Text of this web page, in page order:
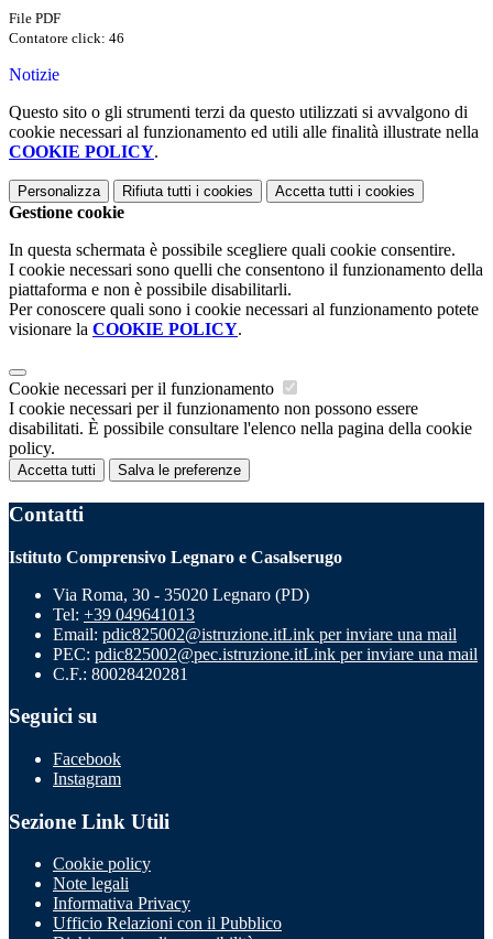
File PDF
Contatore click: 46
Notizie
Questo sito o gli strumenti terzi da questo utilizzati si avvalgono di
cookie necessari al funzionamento ed utili alle finalità illustrate nella
COOKIE POLICY.
Personalizza Rifiuta tutti i cookies Accetta tutti i cookies
Gestione cookie
In questa schermata è possibile scegliere quali cookie consentire.
I cookie necessari sono quelli che consentono il funzionamento della
piattaforma e non è possibile disabilitarli.
Per conoscere quali sono i cookie necessari al funzionamento potete
visionare la COOKIE POLICY.
Cookie necessari per il funzionamento
I cookie necessari per il funzionamento non possono essere
disabilitati. È possibile consultare l'elenco nella pagina della cookie
policy.
Accetta tutti Salva le preferenze
Contatti
Istituto Comprensivo Legnaro e Casalserugo
Via Roma, 30 - 35020 Legnaro (PD)
Tel: +39 049641013
Email: pdic825002@istruzione.itLink per inviare una mail
PEC: pdic825002@pec.istruzione.itLink per inviare una mail
C.F.: 80028420281
Seguici su
Facebook
Instagram
Sezione Link Utili
Cookie policy
Note legali
Informativa Privacy
Ufficio Relazioni con il Pubblico